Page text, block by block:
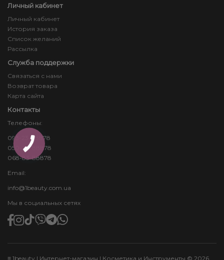
Личный кабинет
Личный кабинет
История заказа
Список желаний
Рассылка
Служба поддержки
Связаться с нами
Возврат товара
Карта сайта
Контакты
Телефоны:
093-23-88878
050-24-88878
068-83-88878
Email:
info@1beauty.com.ua
Мы в социальных сетях
≡ 1beauty | Интернет-магазин | Косметика и Инструменты © 2026
КНОПКА
ЗВ'ЯЗКУ